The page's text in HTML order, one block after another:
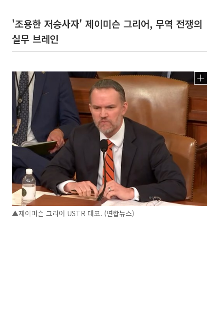
'조용한 저승사자' 제이미슨 그리어, 무역 전쟁의
실무 브레인
▲제이미슨 그리어 USTR 대표. (연합뉴스)